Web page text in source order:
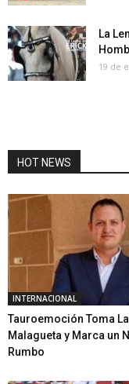
La
19 de
HOT NEWS
INTERNACIONAL
Tauroemoción Toma La
Malagueta y Marca un
Rumbo